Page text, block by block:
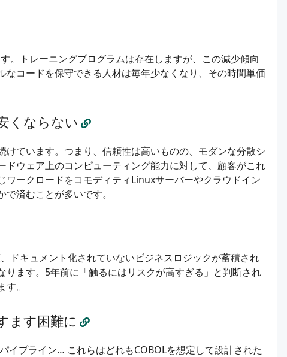
。トレーニングプログラムは存在しますが、この減少傾向
コードを保守できる人材は毎年少なくなり、その時間単価
くならない
ています。つまり、信頼性は高いものの、モダンな分散シ
ウェア上のコンピューティング能力に対して、顧客がこれ
ークロードをコモディティLinuxサーバーやクラウドイン
済むことが多いです。
ドキュメント化されていないビジネスロジックが蓄積され
ます。5年前に「触るにはリスクが高すぎる」と判断され
。
ます困難に
イプライン… これらはどれもCOBOLを想定して設計された